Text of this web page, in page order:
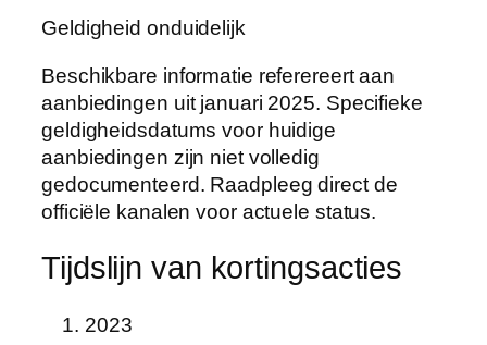
Geldigheid onduidelijk
Beschikbare informatie referereert aan
aanbiedingen uit januari 2025. Specifieke
geldigheidsdatums voor huidige
aanbiedingen zijn niet volledig
gedocumenteerd. Raadpleeg direct de
officiële kanalen voor actuele status.
Tijdslijn van kortingsacties
2023